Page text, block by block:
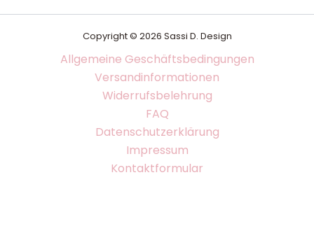
Copyright © 2026 Sassi D. Design
Allgemeine Geschäftsbedingungen
Versandinformationen
Widerrufsbelehrung
FAQ
Datenschutzerklärung
Impressum
Kontaktformular